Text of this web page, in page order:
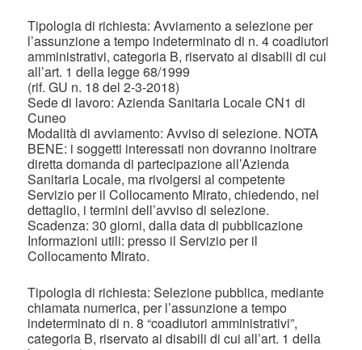
Tipologia di richiesta: Avviamento a selezione per
l’assunzione a tempo indeterminato di n. 4 coadiutori
amministrativi, categoria B, riservato ai disabili di cui
all’art. 1 della legge 68/1999
(rif. GU n. 18 del 2-3-2018)
Sede di lavoro: Azienda Sanitaria Locale CN1 di
Cuneo
Modalità di avviamento: Avviso di selezione. NOTA
BENE: i soggetti interessati non dovranno inoltrare
diretta domanda di partecipazione all’Azienda
Sanitaria Locale, ma rivolgersi al competente
Servizio per il Collocamento Mirato, chiedendo, nel
dettaglio, i termini dell’avviso di selezione.
Scadenza: 30 giorni, dalla data di pubblicazione
Informazioni utili: presso il Servizio per il
Collocamento Mirato.
Tipologia di richiesta: Selezione pubblica, mediante
chiamata numerica, per l’assunzione a tempo
indeterminato di n. 8 “coadiutori amministrativi”,
categoria B, riservato ai disabili di cui all’art. 1 della